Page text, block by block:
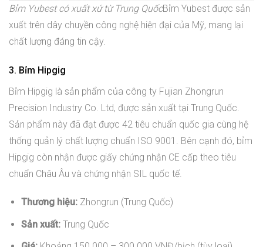
Bỉm Yubest có xuất xứ từ Trung QuốcBỉm Yubest được sản
xuất trên dây chuyền công nghệ hiện đại của Mỹ, mang lại
chất lượng đáng tin cậy.
3. Bỉm Hipgig
Bỉm Hipgig là sản phẩm của công ty Fujian Zhongrun
Precision Industry Co. Ltd, được sản xuất tại Trung Quốc.
Sản phẩm này đã đạt được 42 tiêu chuẩn quốc gia cùng hệ
thống quản lý chất lượng chuẩn ISO 9001. Bên cạnh đó, bỉm
Hipgig còn nhận được giấy chứng nhận CE cấp theo tiêu
chuẩn Châu Âu và chứng nhận SIL quốc tế.
Thương hiệu:Zhongrun (Trung Quốc)
Sản xuất:Trung Quốc